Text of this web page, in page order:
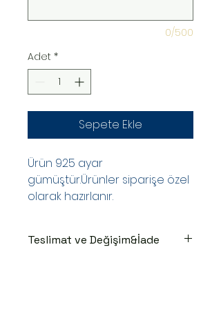
0/500
Adet *
Sepete Ekle
Ürün 925 ayar
gümüştür.Ürünler siparişe özel
olarak hazırlanır.
Teslimat ve Değişim&İade